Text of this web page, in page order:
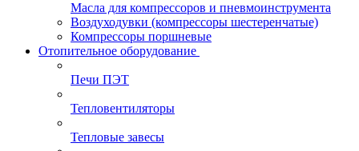
Масла для компрессоров и пневмоинструмента
Воздуходувки (компрессоры шестеренчатые)
Компрессоры поршневые
Отопительное оборудование
Печи ПЭТ
Тепловентиляторы
Тепловые завесы